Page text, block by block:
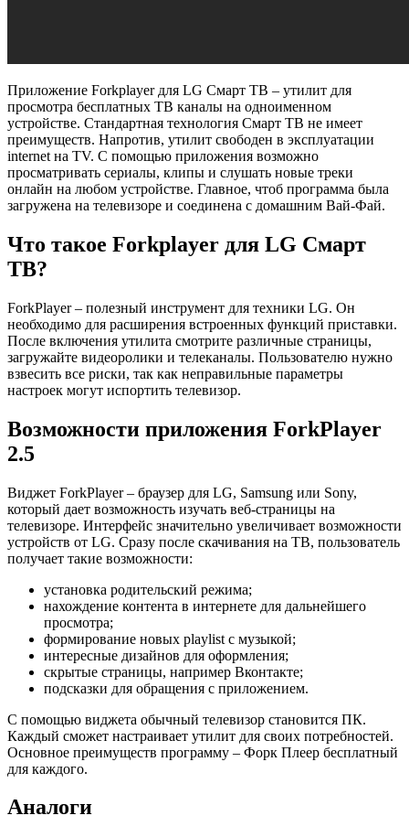
Приложение Forkplayer для LG Смарт ТВ – утилит для
просмотра бесплатных ТВ каналы на одноименном
устройстве. Стандартная технология Смарт ТВ не имеет
преимуществ. Напротив, утилит свободен в эксплуатации
internet на TV. С помощью приложения возможно
просматривать сериалы, клипы и слушать новые треки
онлайн на любом устройстве. Главное, чтоб программа была
загружена на телевизоре и соединена с домашним Вай-Фай.
Что такое Forkplayer для LG Смарт
ТВ?
ForkPlayer – полезный инструмент для техники LG. Он
необходимо для расширения встроенных функций приставки.
После включения утилита смотрите различные страницы,
загружайте видеоролики и телеканалы. Пользователю нужно
взвесить все риски, так как неправильные параметры
настроек могут испортить телевизор.
Возможности приложения ForkPlayer
2.5
Виджет ForkPlayer – браузер для LG, Samsung или Sony,
который дает возможность изучать веб-страницы на
телевизоре. Интерфейс значительно увеличивает возможности
устройств от LG. Сразу после скачивания на ТВ, пользователь
получает такие возможности:
установка родительский режима;
нахождение контента в интернете для дальнейшего
просмотра;
формирование новых playlist с музыкой;
интересные дизайнов для оформления;
скрытые страницы, например Вконтакте;
подсказки для обращения с приложением.
С помощью виджета обычный телевизор становится ПК.
Каждый сможет настраивает утилит для своих потребностей.
Основное преимуществ программу – Форк Плеер бесплатный
для каждого.
Аналоги